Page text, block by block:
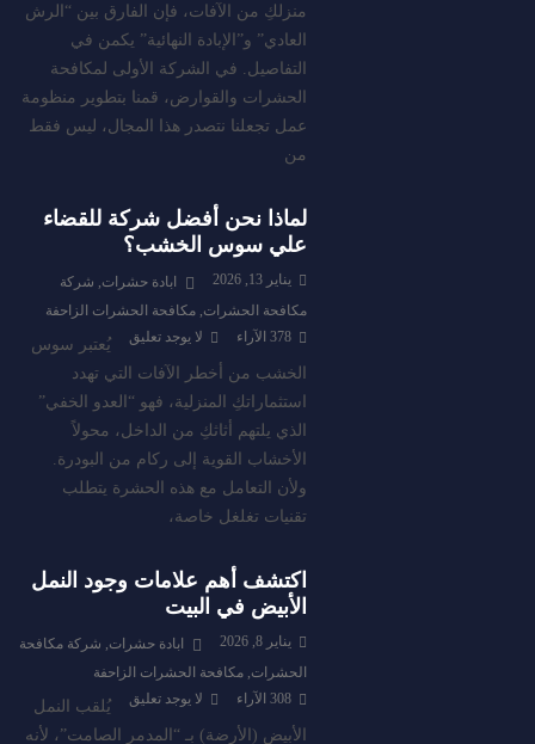
منزلكِ من الآفات، فإن الفارق بين “الرش
العادي” و”الإبادة النهائية” يكمن في
التفاصيل. في الشركة الأولى لمكافحة
الحشرات والقوارض، قمنا بتطوير منظومة
عمل تجعلنا نتصدر هذا المجال، ليس فقط
من
لماذا نحن أفضل شركة للقضاء
علي سوس الخشب؟
يناير 13, 2026 ابادة حشرات, شركة
مكافحة الحشرات,مكافحة الحشرات الزاحفة
لا يوجد تعليق
378 الآراء
يُعتبر سوس
الخشب من أخطر الآفات التي تهدد
استثماراتكِ المنزلية، فهو “العدو الخفي”
الذي يلتهم أثاثكِ من الداخل، محولاً
الأخشاب القوية إلى ركام من البودرة.
ولأن التعامل مع هذه الحشرة يتطلب
تقنيات تغلغل خاصة،
اكتشف أهم علامات وجود النمل
الأبيض في البيت
يناير 8, 2026 ابادة حشرات, شركة مكافحة
الحشرات,مكافحة الحشرات الزاحفة
لا يوجد تعليق
308 الآراء
يُلقب النمل
الأبيض (الأرضة) بـ “المدمر الصامت”، لأنه